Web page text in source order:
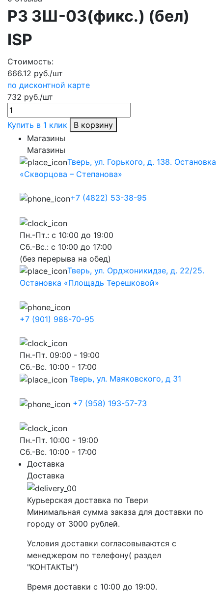
РЗ ЗШ-03(фикс.) (бел)
ISP
Стоимость:
666.12 руб./шт
по дисконтной карте
732 руб./шт
Купить в 1 клик
В корзину
Магазины
Магазины
Тверь, ул. Горького, д. 138. Остановка
«Скворцова – Степанова»
+7 (4822) 53-38-95
Пн.-Пт.: с 10:00 до 19:00
Сб.-Вс.: с 10:00 до 17:00
(без перерыва на обед)
Тверь, ул. Орджоникидзе, д. 22/25.
Остановка «Площадь Терешковой»
+7 (901) 988-70-95
Пн.-Пт. 09:00 - 19:00
Сб.-Вс. 10:00 - 17:00
Тверь, ул. Маяковского, д 31
+7 (958) 193-57-73
Пн.-Пт. 10:00 - 19:00
Сб.-Вс. 10:00 - 17:00
Доставка
Доставка
Курьерская доставка по Твери
Минимальная сумма заказа для доставки по
городу от 3000 рублей.
Условия доставки согласовываются с
менеджером по телефону( раздел
"КОНТАКТЫ")
Время доставки с 10:00 до 19:00.